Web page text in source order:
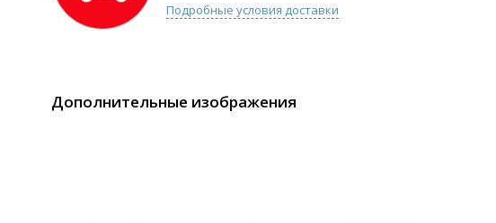
Подробные условия доставки
Дополнительные изображения